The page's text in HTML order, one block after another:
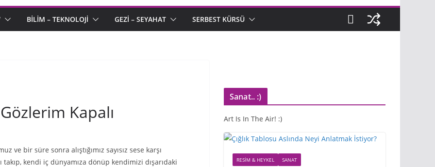
BILIM – TEKNOLOJI GEZI – SEYAHAT SERBEST KÜRSÜ
Kapalı
bir süre sonra alıştığımız sayısız sese karşı
takıp, kendi iç dünyamıza dönüp kendimizi dışarıdaki
Sanat.. :)
Art Is In The Air! :)
RESIM & HEYKEL SANAT